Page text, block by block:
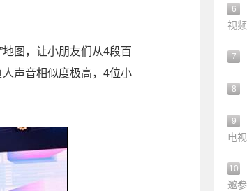
图，让小朋友们从4段百
声音相似度极高，4位小
6
视
7
8
9
电
10
邀